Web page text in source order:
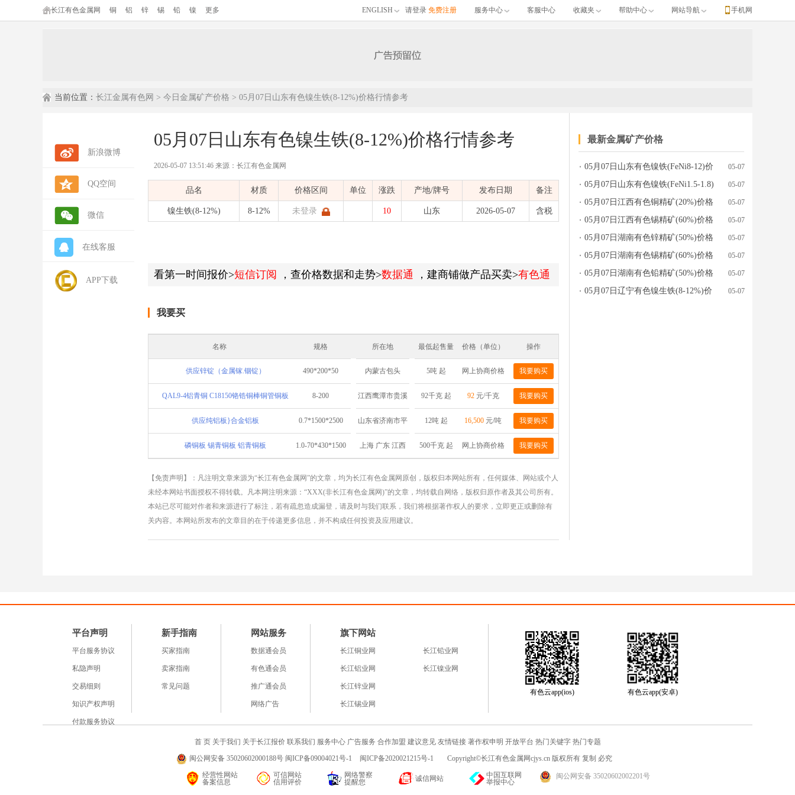
长江有色金属网 铜 铝 锌 锡 铅 镍 更多 ENGLISH 请登录 免费注册 服务中心 客服中心 收藏夹 帮助中心 网站导航 手机网
当前位置： 长江金属有色网 > 今日金属矿产价格 > 05月07日山东有色镍生铁(8-12%)价格行情参考
新浪微博
QQ空间
微信
在线客服
APP下载
05月07日山东有色镍生铁(8-12%)价格行情参考
2026-05-07 13:51:46 来源：长江有色金属网
本文为长江有色金属网发布的05月07日山东有色镍生铁(8-12%)价格行情参考，包含品名、材质、价格区间、单位、涨跌、产地牌号、发布日期等完整行情数据。
数据类型：现货市场报价 | 行情参考 | 有色金属价格
品名 材质 价格区间 单位 涨跌 产地/牌号 发布日期 备注
镍生铁(8-12%) 8-12% 未登录 10 山东 2026-05-07 含税
看第一时间报价>短信订阅 ，查价格数据和走势>数据通 ，建商铺做产品买卖>有色通
我要买
名称 规格 所在地 最低起售量 价格（单位） 操作
供应锌锭（金属镓.铟锭） 490*200*50 内蒙古包头 5吨 起 网上协商价格 我要购买
QAL9-4铝青铜 C18150铬锆铜棒铜管铜板 8-200 江西鹰潭市贵溪
市铜产业循环经
济基地
92千克 起 92 元/千克 我要购买
供应纯铝板}合金铝板 0.7*1500*2500 山东省济南市平
阴县
12吨 起 16,500 元/吨 我要购买
磷铜板 锡青铜板 铝青铜板 1.0-70*430*1500 上海 广东 江西 500千克 起 网上协商价格 我要购买
【免责声明】：凡注明文章来源为“长江有色金属网”的文章，均为长江有色金属网原创，版权归本网站所有，任何媒体、网站或个人
未经本网站书面授权不得转载。凡本网注明来源：“XXX(非长江有色金属网)”的文章，均转载自网络，版权归原作者及其公司所有。
本站已尽可能对作者和来源进行了标注，若有疏忽造成漏登，请及时与我们联系，我们将根据著作权人的要求，立即更正或删除有
关内容。本网站所发布的文章目的在于传递更多信息，并不构成任何投资及应用建议。
最新金属矿产价格
05月07日山东有色镍铁(FeNi8-12)价
格行情参考
05-07
05月07日山东有色镍铁(FeNi1.5-1.8)
价格行情参考
05-07
05月07日江西有色铜精矿(20%)价格
行情参考
05-07
05月07日江西有色锡精矿(60%)价格
行情参考
05-07
05月07日湖南有色锌精矿(50%)价格
行情参考
05-07
05月07日湖南有色锡精矿(60%)价格
行情参考
05-07
05月07日湖南有色铅精矿(50%)价格
行情参考
05-07
05月07日辽宁有色镍生铁(8-12%)价
05-07
平台声明
平台服务协议
私隐声明
交易细则
知识产权声明
付款服务协议
新手指南
买家指南
卖家指南
常见问题
网站服务
数据通会员
有色通会员
推广通会员
网络广告
旗下网站
长江铜业网
长江铝业网
长江锌业网
长江锡业网
长江铅业网
长江镍业网
有色云app(ios) 有色云app(安卓)
首 页 关于我们 关于长江报价 联系我们 服务中心 广告服务 合作加盟 建议意见 友情链接 著作权申明 开放平台 热门关键字 热门专题
闽公网安备 35020602000188号 闽ICP备09004021号-1
闽ICP备2020021215号-1 Copyright©长江有色金属网cjys.cn 版权所有 复制 必究
经营性网站
备案信息
可信网站
信用评价
网络警察
提醒您
诚信网站
中国互联网
举报中心
闽公网安备 35020602002201号